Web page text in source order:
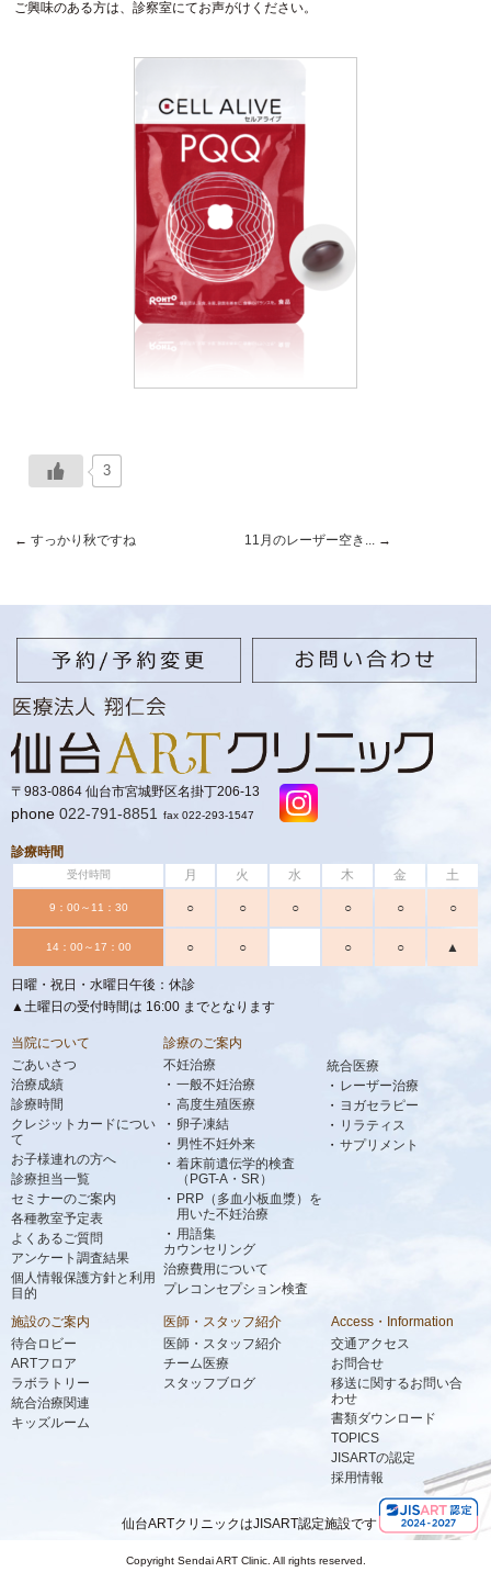
ご興味のある方は、診察室にてお声がけください。
3
← すっかり秋ですね 11月のレーザー空き... →
〒983-0864 仙台市宮城野区名掛丁206-13
phone 022-791-8851 fax 022-293-1547
診療時間
受付時間 月 火 水 木 金 土
9：00～11：30 ○ ○ ○ ○ ○ ○
14：00～17：00 ○ ○ ○ ○ ▲
日曜・祝日・水曜日午後：休診
▲土曜日の受付時間は 16:00 までとなります
当院について
ごあいさつ
治療成績
診療時間
クレジットカードについ
て
お子様連れの方へ
診療担当一覧
セミナーのご案内
各種教室予定表
よくあるご質問
アンケート調査結果
個人情報保護方針と利用
目的
診療のご案内
不妊治療
一般不妊治療
高度生殖医療
卵子凍結
男性不妊外来
着床前遺伝学的検査
（PGT-A・SR）
PRP（多血小板血漿）を
用いた不妊治療
用語集
カウンセリング
治療費用について
プレコンセプション検査
統合医療
レーザー治療
ヨガセラピー
リラティス
サプリメント
施設のご案内
待合ロビー
ARTフロア
ラボラトリー
統合治療関連
キッズルーム
医師・スタッフ紹介
医師・スタッフ紹介
チーム医療
スタッフブログ
Access・Information
交通アクセス
お問合せ
移送に関するお問い合
わせ
書類ダウンロード
TOPICS
JISARTの認定
採用情報
仙台ARTクリニックはJISART認定施設です
Copyright Sendai ART Clinic. All rights reserved.